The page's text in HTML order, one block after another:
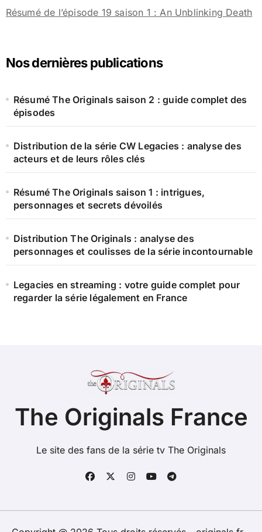
Résumé de l’épisode 19 saison 1 : An Unblinking Death
Nos dernières publications
Résumé The Originals saison 2 : guide complet des
épisodes
Distribution de la série CW Legacies : analyse des
acteurs et de leurs rôles clés
Résumé The Originals saison 1 : intrigues,
personnages et secrets dévoilés
Distribution The Originals : analyse des
personnages et coulisses de la série incontournable
Legacies en streaming : votre guide complet pour
regarder la série légalement en France
The Originals France
Le site des fans de la série tv The Originals